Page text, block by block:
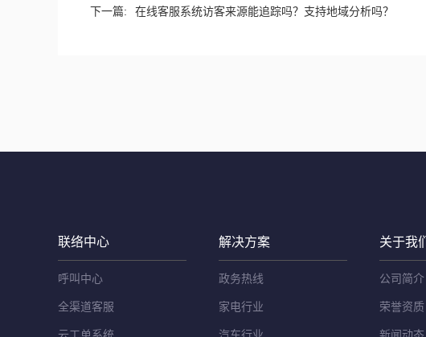
下一篇:
在线客服系统访客来源能追踪吗？支持地域分析吗？
联络中心
呼叫中心
全渠道客服
解决方案
政务热线
家电行业
关于我们
公司简介
荣誉资质